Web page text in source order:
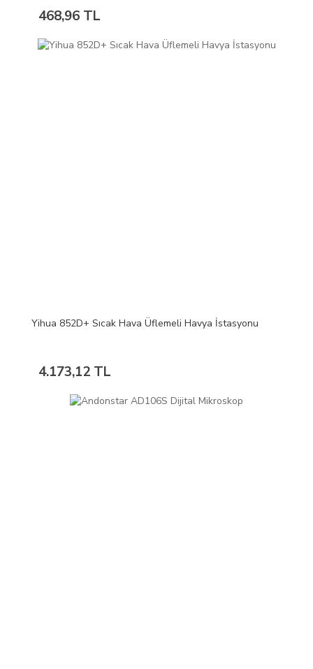
468,96 TL
Yihua 852D+ Sıcak Hava Üflemeli Havya İstasyonu
4.173,12 TL